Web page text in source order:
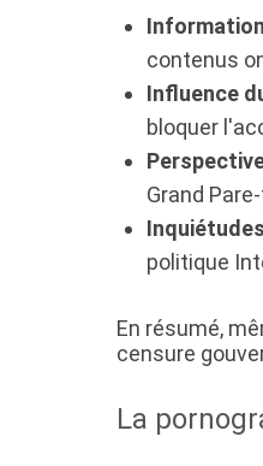
contenus
Influence
bloquer
Grand
politique
En résumé,
censure
La